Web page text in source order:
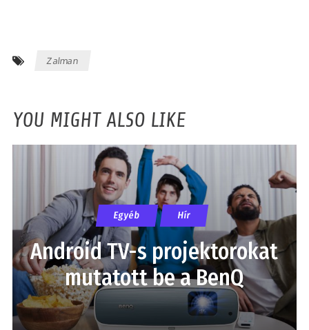
Zalman
YOU MIGHT ALSO LIKE
Egyéb Hír
Android TV-s projektorokat
mutatott be a BenQ